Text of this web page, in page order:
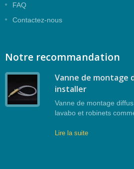
FAQ
Contactez-nous
Notre recommandation
Vanne de montage
installer
Vanne de montage
lavabo et robinets
Lire la suite